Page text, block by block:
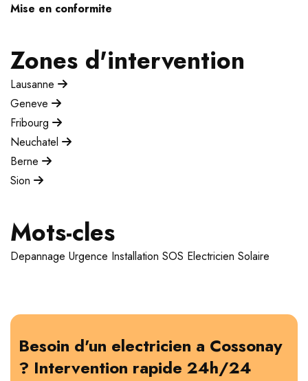
Mise en conformite
Zones d'intervention
Lausanne
Geneve
Fribourg
Neuchatel
Berne
Sion
Mots-cles
Depannage Urgence Installation SOS Electricien Solaire
Besoin d'un electricien a Cossonay
? Intervention rapide 24h/24